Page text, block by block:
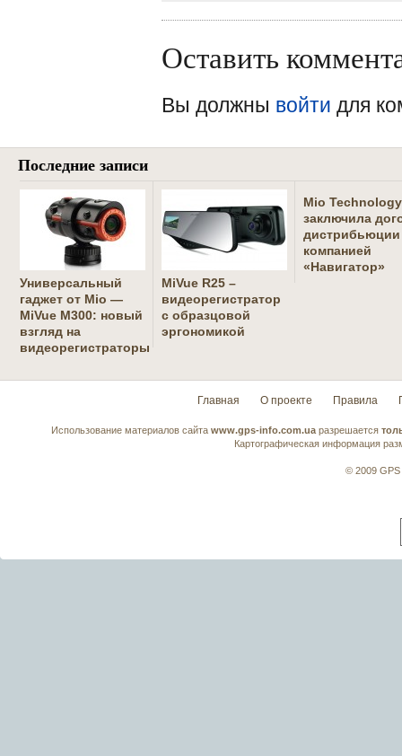
Оставить
Вы должны войти для
Последние записи
Универсальный
гаджет от Mio —
MiVue M300: новый
взгляд на
видеорегистраторы
MiVue R25 –
видеорегистратор
с образцовой
эргономикой
Mio Technology
заключила
дистрибьюции
компанией
«Навигатор»
Главная О проекте Правила
Использование материалов сайта www.gps-info.com.uaразрешается
Картографическая информация
© 2009 GPS